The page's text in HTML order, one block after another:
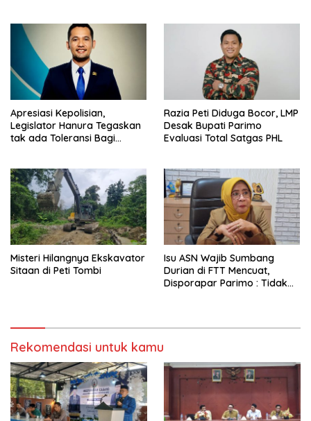
Apresiasi Kepolisian,
Legislator Hanura Tegaskan
tak ada Toleransi Bagi
Razia Peti Diduga Bocor, LMP
Desak Bupati Parimo
Evaluasi Total Satgas PHL
Misteri Hilangnya Ekskavator
Sitaan di Peti Tombi
Isu ASN Wajib Sumbang
Durian di FTT Mencuat,
Disporapar Parimo : Tidak
Rekomendasi untuk kamu